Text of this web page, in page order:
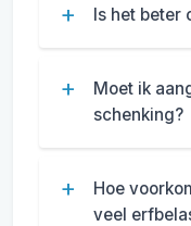
Is het beter
Moet ik
schenking?
Hoe
veel